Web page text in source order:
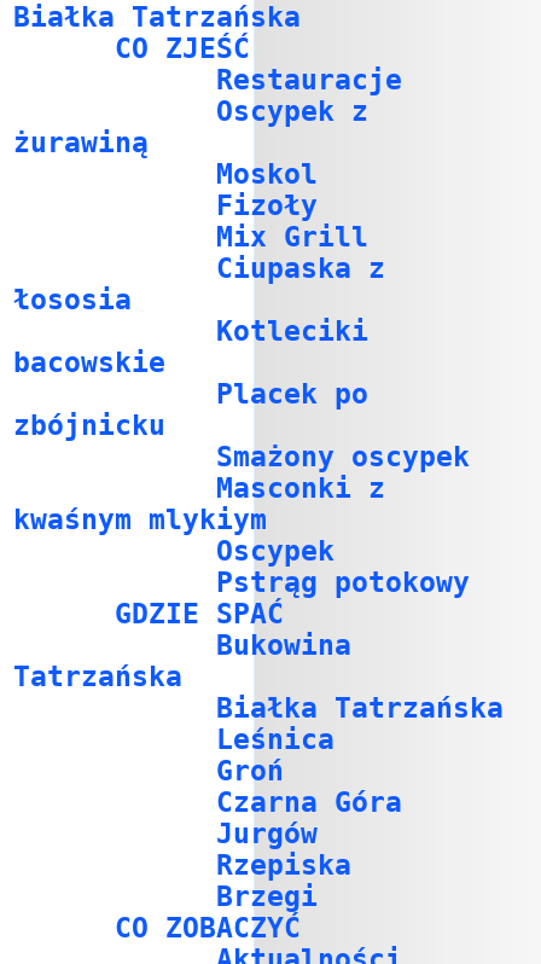
Białka Tatrzańska
CO ZJEŚĆ
Restauracje
Oscypek z
żurawiną
Moskol
Fizoły
Mix Grill
Ciupaska z
łososia
Kotleciki
bacowskie
Placek po
zbójnicku
Smażony oscypek
Masconki z
kwaśnym mlykiym
Oscypek
Pstrąg potokowy
GDZIE SPAĆ
Bukowina
Tatrzańska
Białka Tatrzańska
Leśnica
Groń
Czarna Góra
Jurgów
Rzepiska
Brzegi
CO ZOBACZYĆ